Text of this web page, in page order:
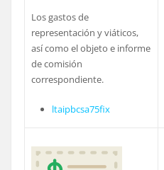
Los gastos de
representación y viáticos,
así como el objeto e informe
de comisión
correspondiente.
ltaipbcsa75fix